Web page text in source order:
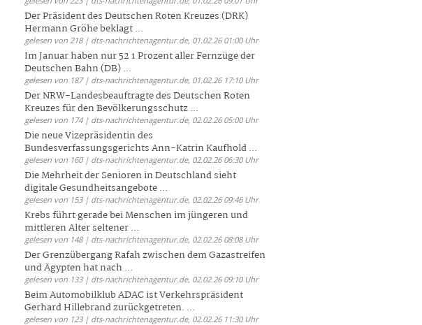
Der Präsident des Deutschen Roten Kreuzes (DRK)
Hermann Gröhe beklagt ...
gelesen von 218 | dts-nachrichtenagentur.de, 01.02.26 01:00 Uhr
Im Januar haben nur 52 1 Prozent aller Fernzüge der
Deutschen Bahn (DB) ...
gelesen von 187 | dts-nachrichtenagentur.de, 01.02.26 17:10 Uhr
Der NRW-Landesbeauftragte des Deutschen Roten
Kreuzes für den Bevölkerungsschutz ...
gelesen von 174 | dts-nachrichtenagentur.de, 02.02.26 05:00 Uhr
Die neue Vizepräsidentin des
Bundesverfassungsgerichts Ann-Katrin Kaufhold ...
gelesen von 160 | dts-nachrichtenagentur.de, 02.02.26 06:30 Uhr
Die Mehrheit der Senioren in Deutschland sieht
digitale Gesundheitsangebote ...
gelesen von 153 | dts-nachrichtenagentur.de, 02.02.26 09:46 Uhr
Krebs führt gerade bei Menschen im jüngeren und
mittleren Alter seltener ...
gelesen von 148 | dts-nachrichtenagentur.de, 02.02.26 08:08 Uhr
Der Grenzübergang Rafah zwischen dem Gazastreifen
und Ägypten hat nach ...
gelesen von 133 | dts-nachrichtenagentur.de, 02.02.26 09:10 Uhr
Beim Automobilklub ADAC ist Verkehrspräsident
Gerhard Hillebrand zurückgetreten. ...
gelesen von 123 | dts-nachrichtenagentur.de, 02.02.26 11:30 Uhr